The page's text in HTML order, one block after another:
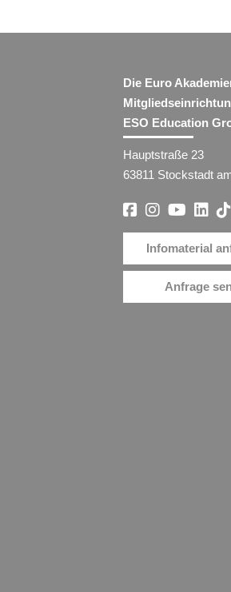
Die Euro
ESO Education
Hauptstraße 23
63811 Stockstadt
Infomaterial
Anfrage